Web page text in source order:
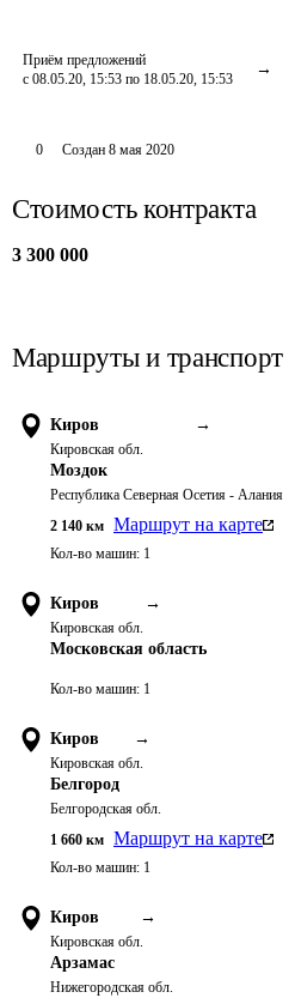
Приём предложений
с 08.05.20, 15:53 по 18.05.20, 15:53
0 Создан 8 мая 2020
Стоимость контракта
3 300 000
Маршруты и транспорт
Киров →
Кировская обл.
Моздок
Республика Северная Осетия - Алания
2 140 км Маршрут на карте
Кол-во машин: 1
Киров →
Кировская обл.
Московская область
Кол-во машин: 1
Киров →
Кировская обл.
Белгород
Белгородская обл.
1 660 км Маршрут на карте
Кол-во машин: 1
Киров →
Кировская обл.
Арзамас
Нижегородская обл.